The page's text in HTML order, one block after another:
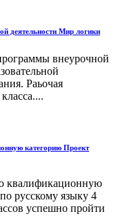
деятельности Мир логики
внеурочной
Раьочая
категорию Проект
квалификационную
русскому языку 4
успешно пройти